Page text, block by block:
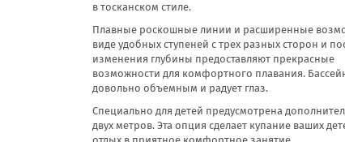
в тосканском стиле.
Плавные роскошные линии и расширенные
виде удобных ступеней с трех разных сторон и
изменения глубины предоставляют прекрасные
возможности для комфортного плавания.
довольно объемным и радует глаз.
Специально для детей предусмотрена
двух метров. Эта опция сделает купание ваших